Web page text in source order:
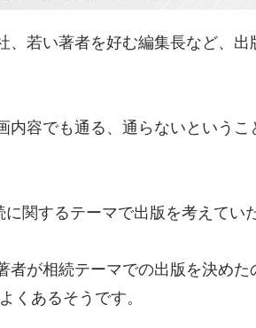
、若い著者を好む編集長など、
内容でも通る、通らないという
関するテーマで出版を考えて
者が相続テーマでの出版を決め
くあるそうです。